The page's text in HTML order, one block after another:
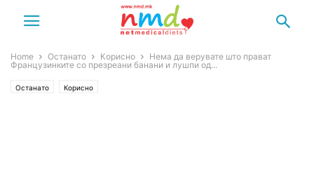
Home Останато Корисно
Нема да верувате што прават
Французинките со презреани банани и лушпи од...
Останато Корисно